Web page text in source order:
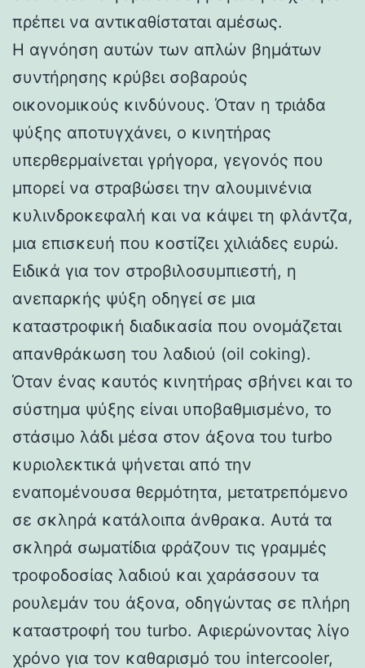
πρέπει να αντικαθίσταται αμέσως.
Η αγνόηση αυτών των απλών βημάτων
συντήρησης κρύβει σοβαρούς
οικονομικούς κινδύνους. Όταν η τριάδα
ψύξης αποτυγχάνει, ο κινητήρας
υπερθερμαίνεται γρήγορα, γεγονός που
μπορεί να στραβώσει την αλουμινένια
κυλινδροκεφαλή και να κάψει τη φλάντζα,
μια επισκευή που κοστίζει χιλιάδες ευρώ.
Ειδικά για τον στροβιλοσυμπιεστή, η
ανεπαρκής ψύξη οδηγεί σε μια
καταστροφική διαδικασία που ονομάζεται
απανθράκωση του λαδιού (oil coking).
Όταν ένας καυτός κινητήρας σβήνει και το
σύστημα ψύξης είναι υποβαθμισμένο, το
στάσιμο λάδι μέσα στον άξονα του turbo
κυριολεκτικά ψήνεται από την
εναπομένουσα θερμότητα, μετατρεπόμενο
σε σκληρά κατάλοιπα άνθρακα. Αυτά τα
σκληρά σωματίδια φράζουν τις γραμμές
τροφοδοσίας λαδιού και χαράσσουν τα
ρουλεμάν του άξονα, οδηγώντας σε πλήρη
καταστροφή του turbo. Αφιερώνοντας λίγο
χρόνο για τον καθαρισμό του intercooler,